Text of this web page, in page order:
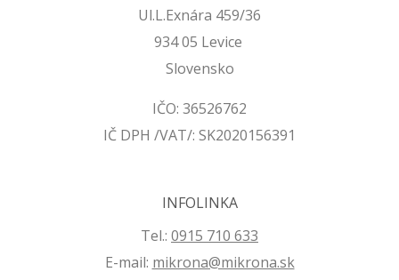
Ul.L.Exnára 459/36
934 05 Levice
Slovensko
IČO: 36526762
IČ DPH /VAT/: SK2020156391
INFOLINKA
Tel.: 0915 710 633
E-mail: mikrona@mikrona.sk